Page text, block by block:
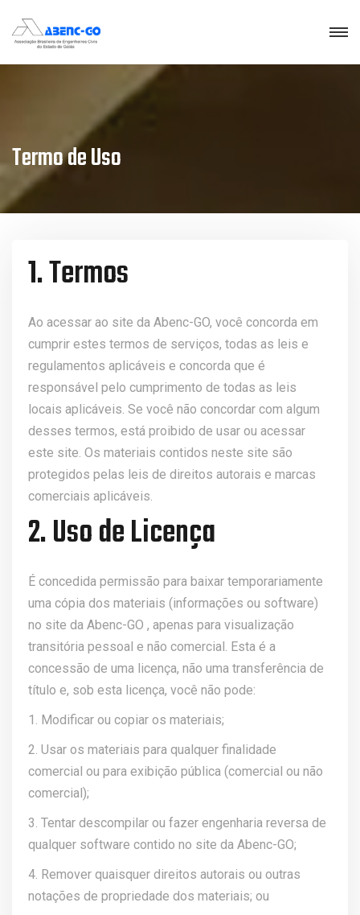
Termo de Uso
1. Termos
Ao acessar ao site da Abenc-GO, você concorda em
cumprir estes termos de serviços, todas as leis e
regulamentos aplicáveis ​​e concorda que é
responsável pelo cumprimento de todas as leis
locais aplicáveis. Se você não concordar com algum
desses termos, está proibido de usar ou acessar
este site. Os materiais contidos neste site são
protegidos pelas leis de direitos autorais e marcas
comerciais aplicáveis.
2. Uso de Licença
É concedida permissão para baixar temporariamente
uma cópia dos materiais (informações ou software)
no site da Abenc-GO , apenas para visualização
transitória pessoal e não comercial. Esta é a
concessão de uma licença, não uma transferência de
título e, sob esta licença, você não pode:
1. Modificar ou copiar os materiais;
2. Usar os materiais para qualquer finalidade
comercial ou para exibição pública (comercial ou não
comercial);
3. Tentar descompilar ou fazer engenharia reversa de
qualquer software contido no site da Abenc-GO;
4. Remover quaisquer direitos autorais ou outras
notações de propriedade dos materiais; ou